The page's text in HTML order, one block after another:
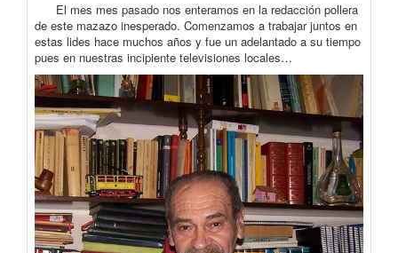
El mes mes pasado nos enteramos en la redacción pollera
de este mazazo inesperado. Comenzamos a trabajar juntos en
estas lides hace muchos años y fue un adelantado a su tiempo
pues en nuestras incipiente televisiones locales…